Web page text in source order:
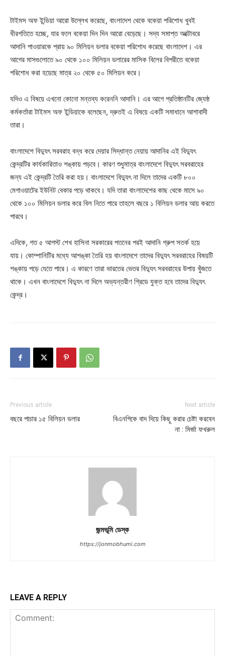
টাইমস অফ ইন্ডিয়া আরো উল্লেখ করেছে, বাংলাদেশ থেকে বকেয়া পরিশোধ খুবই
ধীরগতিতে হচ্ছে, যার ফলে বকেয়া দিন দিন আরো বেড়েছে। সদ্য সমাপ্ত অক্টোবরে
আদানি পাওয়ারকে প্রায় ৯০ মিলিয়ন ডলার বকেয়া পরিশোধ করেছে বাংলাদেশ। এর
আগের মাসগুলোতে ৯০ থেকে ১০০ মিলিয়ন ডলারের মাসিক বিলের বিপরীতে বকেয়া
পরিশোধ করা হয়েছে মাত্র ২০ থেকে ৫০ মিলিয়ন করে।
যদিও এ বিষয়ে এখনো কোনো মন্তব্য করেননি আদানি। এর আগে প্রতিষ্ঠানটির জ্যেষ্ঠ
কর্মকর্তারা টাইমস অফ ইন্ডিয়াকে বলেছেন, দ্রুতই এ বিষয়ে একটি সমাধানে আশাবাদী
তারা।
বাংলাদেশে বিদ্যুৎ সরবরাহ বন্ধ করে দেয়ার সিদ্ধান্ত নেয়ায় আদানির এই বিদ্যুৎ
কেন্দ্রটির কার্যকারিতাও শঙ্কায় পড়বে। কারণ শুধুমাত্র বাংলাদেশে বিদ্যুৎ সরবরাহের
জন্য এই কেন্দ্রটি তৈরি করা হয়। বাংলাদেশে বিদ্যুৎ না দিলে তাদের একটি ৮০০
মেগাওয়াটের ইউনিট বেকার পড়ে থাকবে। যদি তারা বাংলাদেশের কাছ থেকে মাসে ৯০
থেকে ১০০ মিলিয়ন ডলার করে বিল নিতে পারে তাহলে বছরে ১ বিলিয়ন ডলার আয় করতে
পারবে।
এদিকে, গত ৫ আগস্ট শেখ হাসিনা সরকারের পতনের পরই আদানি গ্রুপ সতর্ক হয়ে
যায়। কোম্পানিটির মধ্যে আশঙ্কা তৈরি হয় বাংলাদেশে তাদের বিদ্যুৎ সরবরাহের বিষয়টি
শঙ্কায় পড়ে যেতে পারে। এ কারণে তারা ভারতের ভেতর বিদ্যুৎ সরবরাহের উপায় খুঁজতে
থাকে। এখন বাংলাদেশে বিদ্যুৎ না দিলে অভ্যন্তরীণ গ্রিডে যুক্ত হবে তাদের বিদ্যুৎ
কেন্দ্র।
Previous article
বছরে পাচার ১৫ বিলিয়ন ডলার
Next article
বিএনপিকে বাদ দিয়ে কিছু করার চেষ্টা করবেন
না : মির্জা ফখরুল
জন্মভূমি ডেস্ক
https://jonmobhumi.com
LEAVE A REPLY